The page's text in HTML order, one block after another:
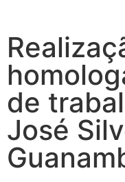
de
José